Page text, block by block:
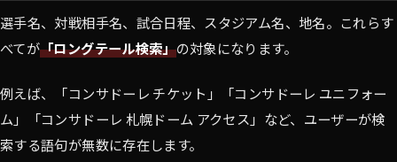
選手名、対戦相手名、試合日程、スタジアム名、地名。これらす
べてが「ロングテール検索」の対象になります。
例えば、「コンサドーレ チケット」「コンサドーレ ユニフォー
ム」「コンサドーレ 札幌ドーム アクセス」など、ユーザーが検
索する語句が無数に存在します。